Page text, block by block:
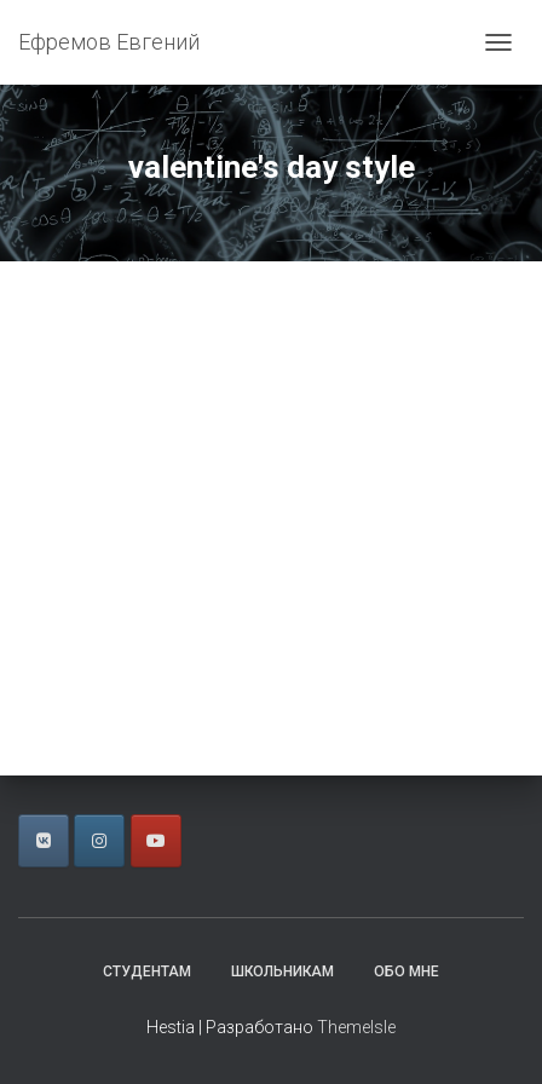
Ефремов Евгений
valentine's day style
СТУДЕНТАМ ШКОЛЬНИКАМ ОБО МНЕ
Hestia | Разработано ThemeIsle